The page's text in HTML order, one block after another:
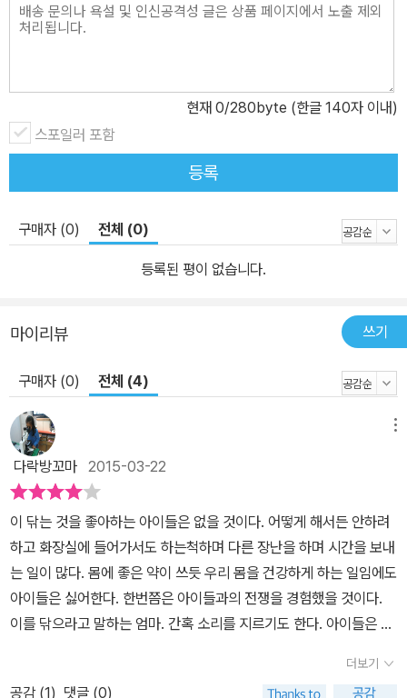
현재 0/280byte (한글 140자 이내)
스포일러 포함
등록
구매자 (0) 전체 (0)
등록된 평이 없습니다.
마이리뷰 쓰기
구매자 (0) 전체 (4)
다락방꼬마 2015-03-22
이 닦는 것을 좋아하는 아이들은 없을 것이다. 어떻게 해서든 안하려
하고 화장실에 들어가서도 하는척하며 다른 장난을 하며 시간을 보내
는 일이 많다. 몸에 좋은 약이 쓰듯 우리 몸을 건강하게 하는 일임에도
아이들은 싫어한다. 한번쯤은 아이들과의 전쟁을 경험했을 것이다.
이를 닦으라고 말하는 엄마. 간혹 소리를 지르기도 한다. 아이들은 어
있게 할수 있는 방법은 없는 것일까. 이 닦는 것을 싫어하는 아이들과
더보기
공감 (1) 댓글 (0)